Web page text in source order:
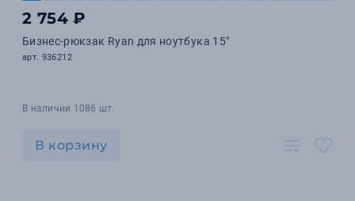
2 754 ₽
Бизнес-рюкзак Ryan для ноутбука 15"
арт. 936212
В наличии 1086 шт.
В корзину